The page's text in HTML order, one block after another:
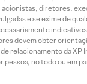
diretores,
e se exime de
devem obter
relacionamento da
no todo ou em